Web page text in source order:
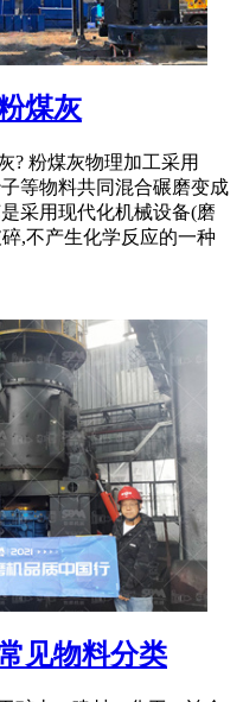
煤灰
? 粉煤灰物理加工采用
等物料共同混合碾磨变成
采用现代化机械设备(磨
,不产生化学反应的一种
见物料分类